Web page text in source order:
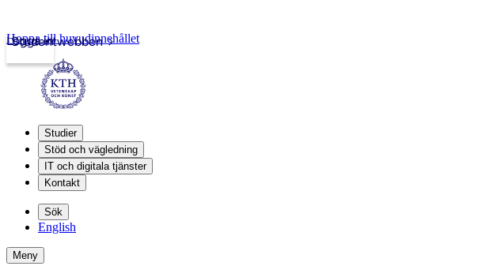
Studentwebben
Logga in
Hoppa till huvudinnehållet
Studier
Stöd och vägledning
IT och digitala tjänster
Kontakt
Sök
English
Meny